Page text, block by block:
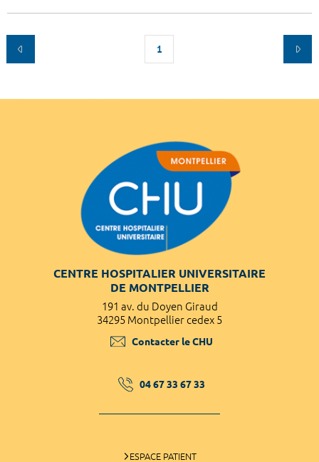
1
CENTRE HOSPITALIER UNIVERSITAIRE
DE MONTPELLIER
191 av. du Doyen Giraud
34295 Montpellier cedex 5
Contacter le CHU
04 67 33 67 33
ESPACE PATIENT